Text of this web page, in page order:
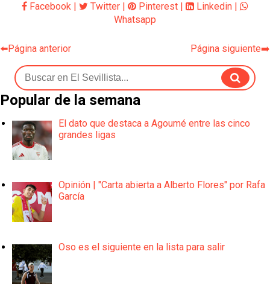
Facebook
Twitter Pinterest Linkedin
Whatsapp
⬅️Página anterior Página siguiente➡️
Popular de la semana
El dato que destaca a Agoumé entre las cinco
grandes ligas
Opinión | "Carta abierta a Alberto Flores" por Rafa
García
Oso es el siguiente en la lista para salir